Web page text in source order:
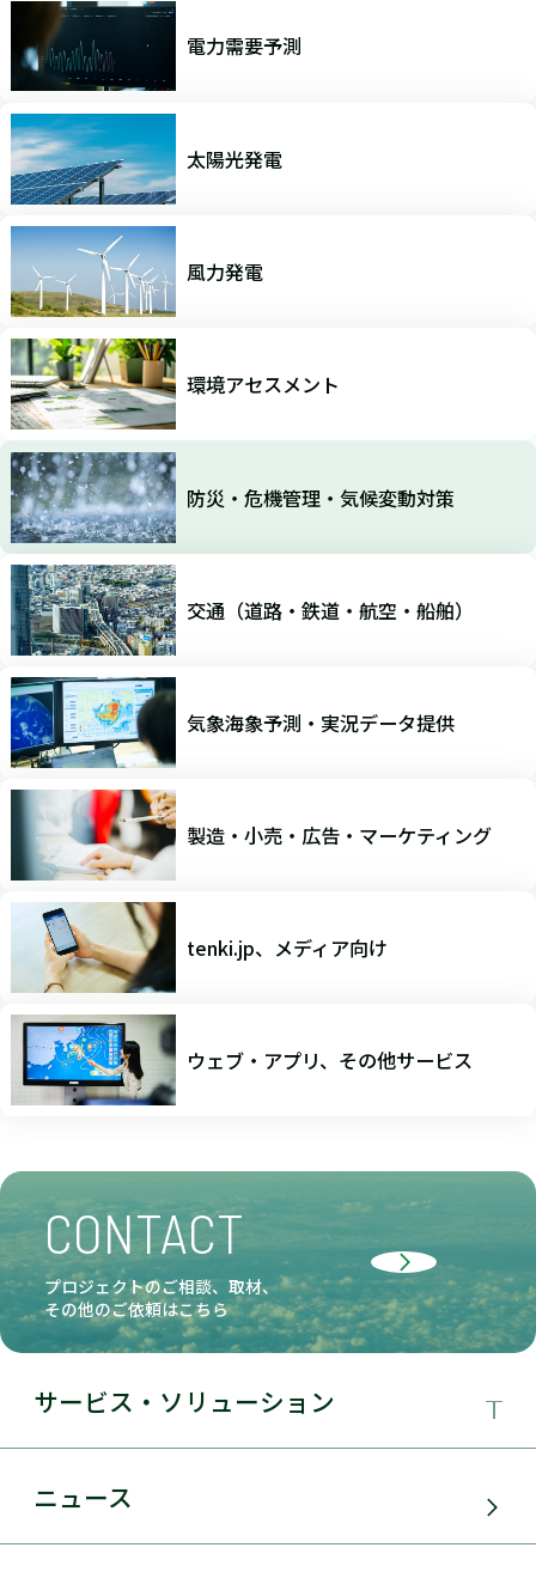
電力需要予測
太陽光発電
風力発電
環境アセスメント
防災・危機管理・気候変動対策
交通（道路・鉄道・航空・船舶）
気象海象予測・実況データ提供
製造・小売・広告・マーケティング
tenki.jp、メディア向け
ウェブ・アプリ、その他サービス
CONTACT
プロジェクトのご相談、取材、
その他のご依頼はこちら
サービス・ソリューション
サービス・ソリューション
ニュース